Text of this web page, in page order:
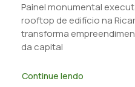
Painel monumental
rooftop de edifício na
transforma
da capital
Continue lendo